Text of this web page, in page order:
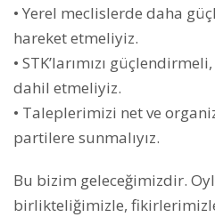
• Yerel meclislerde daha
hareket etmeliyiz.
• STK’larımızı
dahil etmeliyiz.
• Taleplerimizi net ve
partilere sunmalıyız.
Bu bizim geleceğimizdir.
birlikteliğimizle,